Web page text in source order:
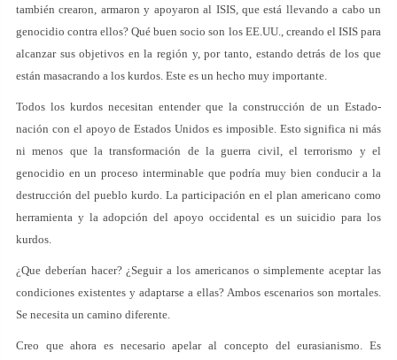
también crearon, armaron y apoyaron al ISIS, que está llevando a cabo un
genocidio contra ellos? Qué buen socio son los EE.UU., creando el ISIS para
alcanzar sus objetivos en la región y, por tanto, estando detrás de los que
están masacrando a los kurdos. Este es un hecho muy importante.
Todos los kurdos necesitan entender que la construcción de un Estado-
nación con el apoyo de Estados Unidos es imposible. Esto significa ni más
ni menos que la transformación de la guerra civil, el terrorismo y el
genocidio en un proceso interminable que podría muy bien conducir a la
destrucción del pueblo kurdo. La participación en el plan americano como
herramienta y la adopción del apoyo occidental es un suicidio para los
kurdos.
¿Que deberían hacer? ¿Seguir a los americanos o simplemente aceptar las
condiciones existentes y adaptarse a ellas? Ambos escenarios son mortales.
Se necesita un camino diferente.
Creo que ahora es necesario apelar al concepto del eurasianismo. Es